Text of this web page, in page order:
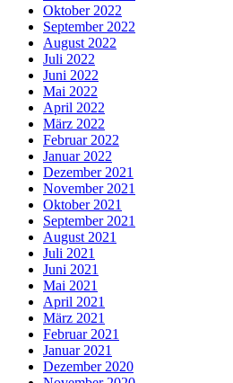
Oktober 2022
September 2022
August 2022
Juli 2022
Juni 2022
Mai 2022
April 2022
März 2022
Februar 2022
Januar 2022
Dezember 2021
November 2021
Oktober 2021
September 2021
August 2021
Juli 2021
Juni 2021
Mai 2021
April 2021
März 2021
Februar 2021
Januar 2021
Dezember 2020